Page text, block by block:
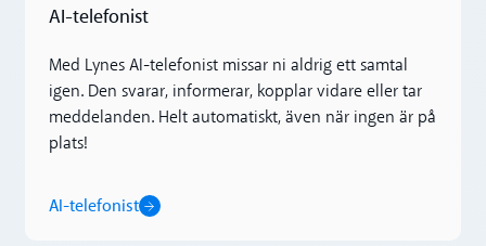
AI-telefonist
Med Lynes AI-telefonist missar ni aldrig ett samtal
igen. Den svarar, informerar, kopplar vidare eller tar
meddelanden. Helt automatiskt, även när ingen är på
plats!
AI-telefonist